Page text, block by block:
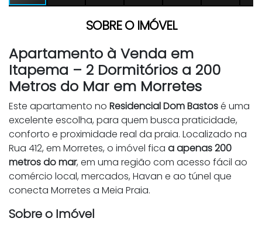
SOBRE O IMÓVEL
Apartamento à Venda em
Itapema – 2 Dormitórios a 200
Metros do Mar em Morretes
Este apartamento no Residencial Dom Bastosé uma
excelente escolha, para quem busca praticidade,
conforto e proximidade real da praia. Localizado na
Rua 412, em Morretes, o imóvel fica a apenas 200
metros do mar, em uma região com acesso fácil ao
comércio local, mercados, Havan e ao túnel que
conecta Morretes a Meia Praia.
Sobre o Imóvel